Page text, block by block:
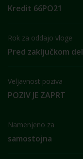
Kredit 66PO21
Rok za oddajo vloge
Pred zaključkom del
Veljavnost poziva
POZIV JE ZAPRT
Namenjeno za
samostojna